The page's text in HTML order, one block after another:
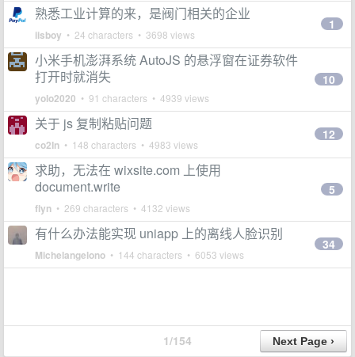
熟悉工业计算的来，是阀门相关的企业
iisboy • 24 characters • 3698 views
1
小米手机澎湃系统 AutoJS 的悬浮窗在证券软件
打开时就消失
yolo2020 • 91 characters • 4939 views
10
关于 js 复制粘贴问题
co2In • 148 characters • 4983 views
12
求助，无法在 wixsite.com 上使用
document.write
flyn • 269 characters • 4132 views
5
有什么办法能实现 uniapp 上的离线人脸识别
Michelangelono • 144 characters • 6053 views
34
1/154